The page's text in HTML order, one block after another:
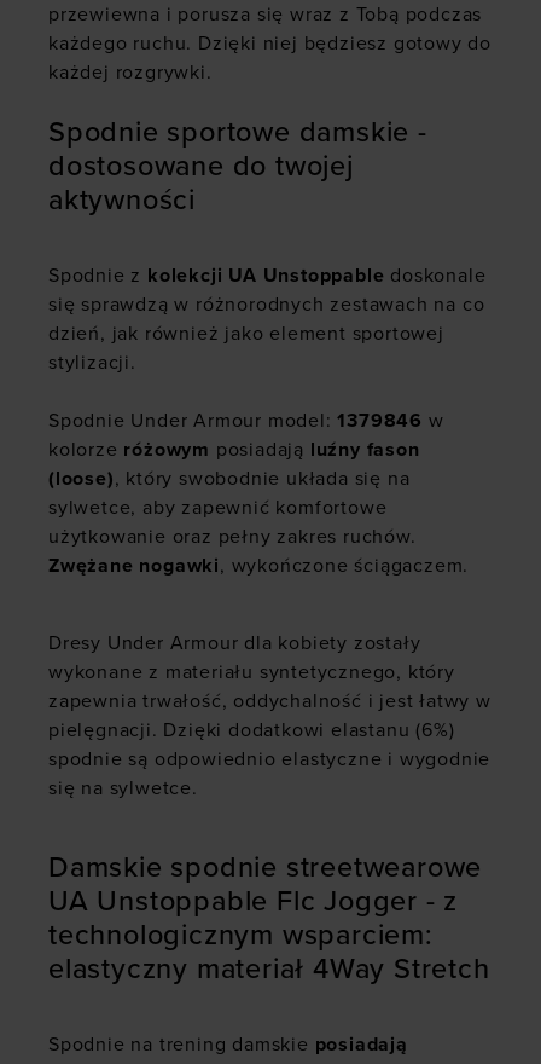
przewiewna i porusza się wraz z Tobą podczas
każdego ruchu. Dzięki niej będziesz gotowy do
każdej rozgrywki.
Spodnie sportowe damskie -
dostosowane do twojej
aktywności
Spodnie z kolekcji UA Unstoppable doskonale
się sprawdzą w różnorodnych zestawach na co
dzień, jak również jako element sportowej
stylizacji.
Spodnie Under Armour model:1379846 w
kolorze różowym posiadają luźny fason
(loose), który swobodnie układa się na
sylwetce, aby zapewnić komfortowe
użytkowanie oraz pełny zakres ruchów.
Zwężane nogawki, wykończone ściągaczem.
Dresy Under Armour dla kobiety zostały
wykonane z materiału syntetycznego, który
zapewnia trwałość, oddychalność i jest łatwy w
pielęgnacji. Dzięki dodatkowi elastanu (6%)
spodnie są odpowiednio elastyczne i wygodnie
się na sylwetce.
Damskie spodnie streetwearowe
UA Unstoppable Flc Jogger - z
technologicznym wsparciem:
elastyczny materiał 4Way Stretch
Spodnie na trening damskie posiadają